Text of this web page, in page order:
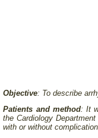
Objective: To describe
Patients and method: It
the Cardiology
with or without